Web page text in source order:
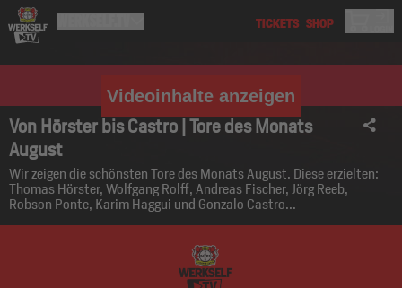
Videoinhalte anzeigen
Von Hörster bis Castro | Tore des Monats
August
Wir zeigen die schönsten Tore des Monats August. Diese erzielten:
Thomas Hörster, Wolfgang Rolff, Andreas Fischer, Jörg Reeb,
Robson Ponte, Karim Haggui und Gonzalo Castro...